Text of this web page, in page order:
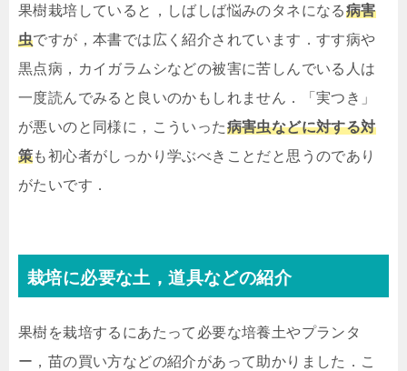
果樹栽培していると，しばしば悩みのタネになる病害
虫ですが，本書では広く紹介されています．すす病や
黒点病，カイガラムシなどの被害に苦しんでいる人は
一度読んでみると良いのかもしれません．「実つき」
が悪いのと同様に，こういった病害虫などに対する対
策も初心者がしっかり学ぶべきことだと思うのであり
がたいです．
栽培に必要な土，道具などの紹介
果樹を栽培するにあたって必要な培養土やプランタ
ー，苗の買い方などの紹介があって助かりました．こ